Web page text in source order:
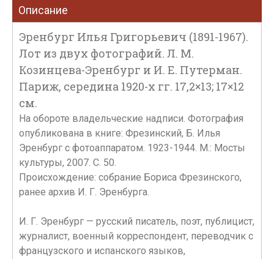
Описание
Эренбург Илья Григорьевич (1891-1967).
Лот из двух фотографий. Л. М.
Козинцева-Эренбург и И. Е. Путерман.
Париж, середина 1920-х гг. 17,2×13; 17×12
см.
На обороте владельческие надписи. Фотография
опубликована в книге: Фрезинский, Б. Илья
Эренбург с фотоаппаратом. 1923-1944. М.: Мосты
культуры, 2007. С. 50.
Происхождение: собрание Бориса Фрезинского,
ранее архив И. Г. Эренбурга.
И. Г. Эренбург — русский писатель, поэт, публицист,
журналист, военный корреспондент, переводчик с
французского и испанского языков,